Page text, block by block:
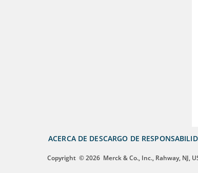
ACERCA DE DESCARGO DE
Copyright © 2026 Merck & Co., Inc., Rahway, NJ,